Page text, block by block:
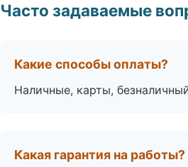
Часто задаваемые
Какие способы оплаты?
Наличные, карты,
Какая гарантия на работы?